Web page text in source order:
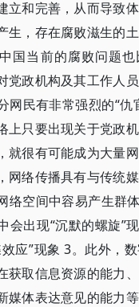
立和完善，从而导致
生，存在腐败滋生的
国当前的腐败问题
党政机构及其工作人
网民有非常强烈的“仇
上只要出现关于党政
就很有可能成为大量
网络传播具有与传统
络空间中容易产生群
会出现“沉默的螺旋”
应”现象 3。此外，
获取信息资源的能力
媒体表达意见的能力